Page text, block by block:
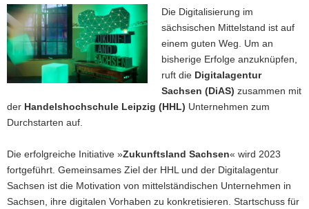
i
f
e
n
e
i
i
o
n
a
t
i
o
h
Die Digitalisierung im
sächsischen Mittelstand ist auf
einem guten Weg. Um an
bisherige Erfolge anzuknüpfen,
ruft die Digitalagentur
Sachsen (DiAS) zusammen mit
der Handelshochschule Leipzig (HHL) Unternehmen zum
Durchstarten auf.
Die erfolgreiche Initiative »Zukunftsland Sachsen« wird 2023
fortgeführt. Gemeinsames Ziel der HHL und der Digitalagentur
Sachsen ist die Motivation von mittelständischen Unternehmen in
Sachsen, ihre digitalen Vorhaben zu konkretisieren. Startschuss für